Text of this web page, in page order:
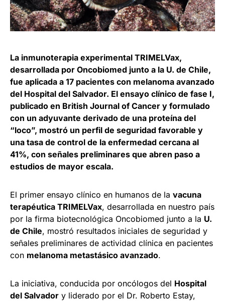
La inmunoterapia experimental TRIMELVax,
desarrollada por Oncobiomed junto a la U. de Chile,
fue aplicada a 17 pacientes con melanoma avanzado
del Hospital del Salvador. El ensayo clínico de fase I,
publicado en British Journal of Cancer y formulado
con un adyuvante derivado de una proteína del
“loco”, mostró un perfil de seguridad favorable y
una tasa de control de la enfermedad cercana al
41%, con señales preliminares que abren paso a
estudios de mayor escala.
El primer ensayo clínico en humanos de la vacuna
terapéutica TRIMELVax, desarrollada en nuestro país
por la firma biotecnológica Oncobiomed junto a la U.
de Chile, mostró resultados iniciales de seguridad y
señales preliminares de actividad clínica en pacientes
con melanoma metastásico avanzado.
La iniciativa, conducida por oncólogos del Hospital
del Salvador y liderado por el Dr. Roberto Estay,